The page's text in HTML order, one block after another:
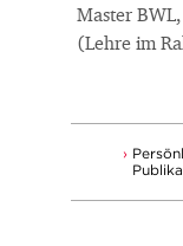
Master
(Lehre im